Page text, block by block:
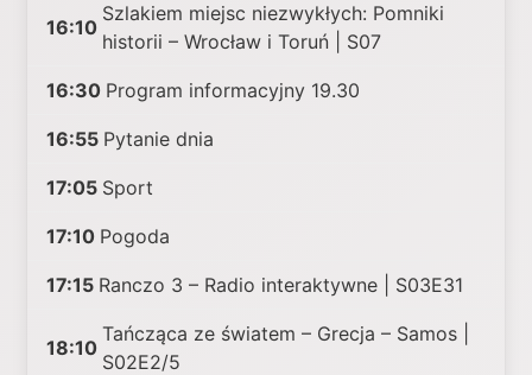
16:10
Szlakiem miejsc niezwykłych: Pomniki
historii – Wrocław i Toruń | S07
16:30 Program informacyjny 19.30
16:55 Pytanie dnia
17:05 Sport
17:10 Pogoda
17:15 Ranczo 3 – Radio interaktywne | S03E31
18:10
Tańcząca ze światem – Grecja – Samos |
S02E2/5